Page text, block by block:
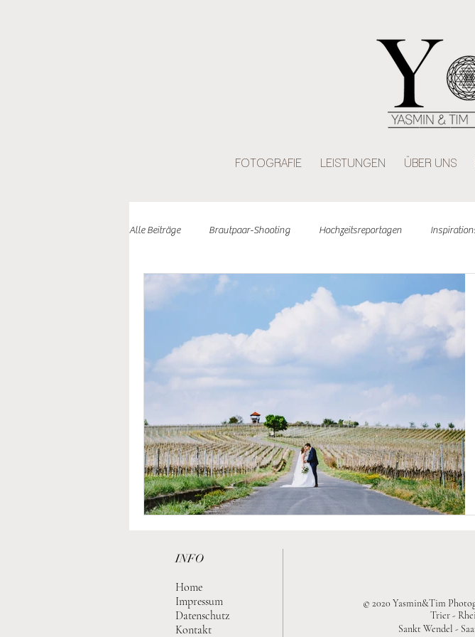
FOTOGRAFIE LEISTUNGEN ÜBER UNS
Alle Beiträge Brautpaar-Shooting Hochzeitsreportagen
Engagement-Shooting
© 2020 Yasmin&Tim
Trier -
Sankt Wendel -
INFO
Home
Impressum
Datenschutz
Kontakt